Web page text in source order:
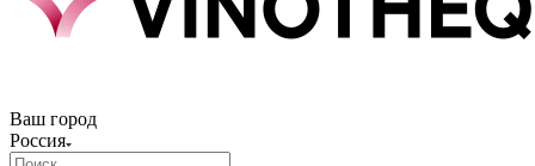
Ваш город
Россия